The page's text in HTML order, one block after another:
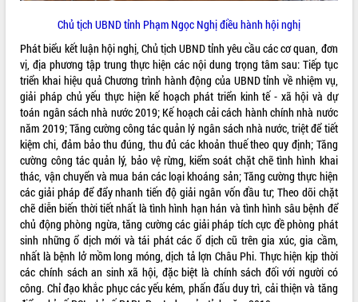
hiện nhiệm vụ quản lý tài sản công
hàng tuần
Tháo gỡ những vướng mắc, đẩy mạnh
công tác cải cách thủ tục hành chính
tại Trung tâm Phục vụ hành chính
công tỉnh
Đắk Lắk: Tôn vinh 46 giải pháp tại Hội
thi Sáng tạo Kỹ thuật 2024 - 2025
Đắk Lắk rà soát, điều chỉnh Đề án 190
về phát triển nuôi trồng thủy sản
Phó Chủ tịch UBND tỉnh Đắk Lắk
Trương Công Thái kiểm tra thực địa
Dự án cao tốc Khánh Hòa - Buôn Ma
Thuột
Định vị cà phê Việt Nam như một “di
sản sống” trong dòng chảy toàn cầu
Chủ tịch UBND tỉnh Phạm Ngọc Nghị điều hành hội nghị
Phát biểu kết luận hội nghị, Chủ tịch UBND tỉnh yêu cầu các cơ quan, đơn
vị, địa phương tập trung thực hiện các nội dung trọng tâm sau: Tiếp tục
triển khai hiệu quả Chương trình hành động của UBND tỉnh về nhiệm vụ,
giải pháp chủ yếu thực hiện kế hoạch phát triển kinh tế - xã hội và dự
toán ngân sách nhà nước 2019; Kế hoạch cải cách hành chính nhà nước
năm 2019; Tăng cường công tác quản lý ngân sách nhà nước, triệt để tiết
kiệm chi, đảm bảo thu đúng, thu đủ các khoản thuế theo quy định; Tăng
cường công tác quản lý, bảo vệ rừng, kiểm soát chặt chẽ tình hình khai
thác, vận chuyển và mua bán các loại khoáng sản; Tăng cường thực hiện
các giải pháp để đẩy nhanh tiến độ giải ngân vốn đầu tư; Theo dõi chặt
chẽ diễn biến thời tiết nhất là tình hình hạn hán và tình hình sâu bệnh để
chủ động phòng ngừa, tăng cường các giải pháp tích cực đề phòng phát
sinh những ổ dịch mới và tái phát các ổ dịch cũ trên gia xúc, gia cầm,
nhất là bệnh lở mồm long móng, dịch tả lợn Châu Phi. Thực hiện kịp thời
các chính sách an sinh xã hội, đặc biệt là chính sách đối với người có
công. Chỉ đạo khắc phục các yếu kém, phấn đấu duy trì, cải thiện và tăng